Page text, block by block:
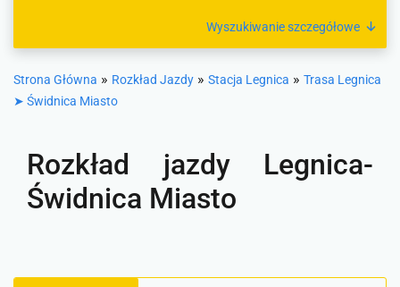
Wyszukiwanie szczegółowe
Strona Główna » Rozkład Jazdy » Stacja Legnica » Trasa Legnica
➤ Świdnica Miasto
Rozkład jazdy Legnica-
Świdnica Miasto